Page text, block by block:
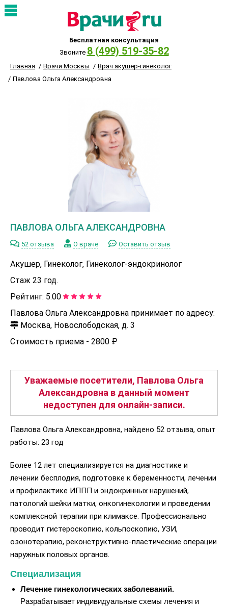
Бесплатная консультация
Звоните 8 (499) 519-35-82
Главная Врачи Москвы
Врач акушер-гинеколог
Павлова Ольга Александровна
ПАВЛОВА ОЛЬГА АЛЕКСАНДРОВНА
52 отзыва О враче Оставить отзыв
Акушер, Гинеколог, Гинеколог-эндокринолог
Стаж 23 год.
Рейтинг: 5.00
Павлова Ольга Александровна принимает по адресу:
Москва, Новослободская, д. 3
Стоимость приема - 2800 ₽
Уважаемые посетители, Павлова Ольга
Александровна в данный момент
недоступен для онлайн-записи.
Павлова Ольга Александровна, найдено 52 отзыва, опыт
работы: 23 год
Более 12 лет специализируется на диагностике и
лечении бесплодия, подготовке к беременности, лечении
и профилактике ИППП и эндокринных нарушений,
патологий шейки матки, онкогинекологии и проведении
комплексной терапии при климаксе. Профессионально
проводит гистероскопию, кольпоскопию, УЗИ,
озонотерапию, реконструктивно-пластические операции
наружных половых органов.
Специализация
Лечение гинекологических заболеваний.
Разрабатывает индивидуальные схемы лечения и